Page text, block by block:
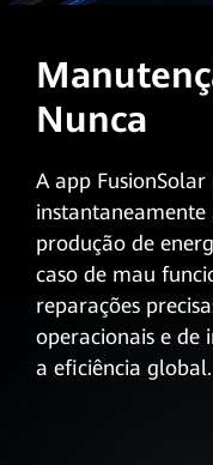
Nunca
A app
instantaneamente
produção de
caso de mau
reparações
operacionais e de
a eficiência global.